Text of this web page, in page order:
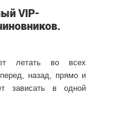
VIP-
летать во всех
назад, прямо и
зависать в одной